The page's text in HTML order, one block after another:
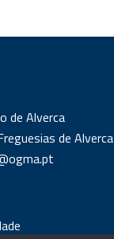
de Alverca
de Alverca